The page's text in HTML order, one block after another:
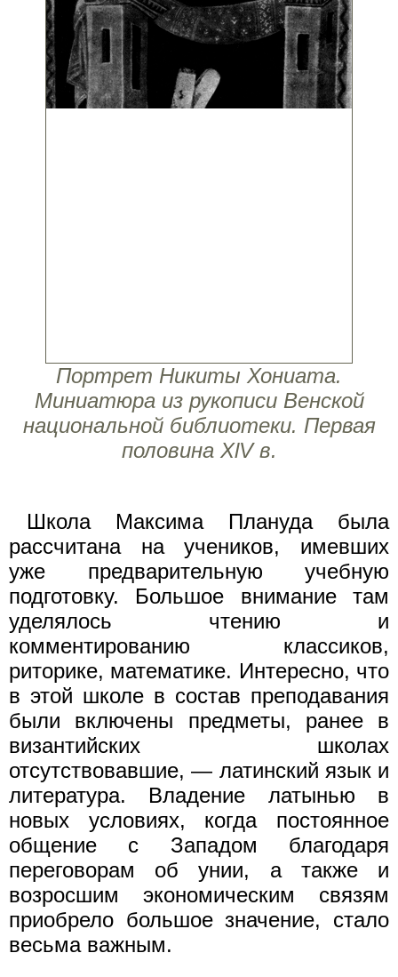
Портрет Никиты Хониата.
Миниатюра из рукописи Венской
национальной библиотеки. Первая
половина XlV в.
Школа Максима Плануда была
рассчитана на учеников, имевших
уже предварительную учебную
подготовку. Большое внимание там
уделялось чтению и
комментированию классиков,
риторике, математике. Интересно, что
в этой школе в состав преподавания
были включены предметы, ранее в
византийских школах
отсутствовавшие, — латинский язык и
литература. Владение латынью в
новых условиях, когда постоянное
общение с Западом благодаря
переговорам об унии, а также и
возросшим экономическим связям
приобрело большое значение, стало
весьма важным.